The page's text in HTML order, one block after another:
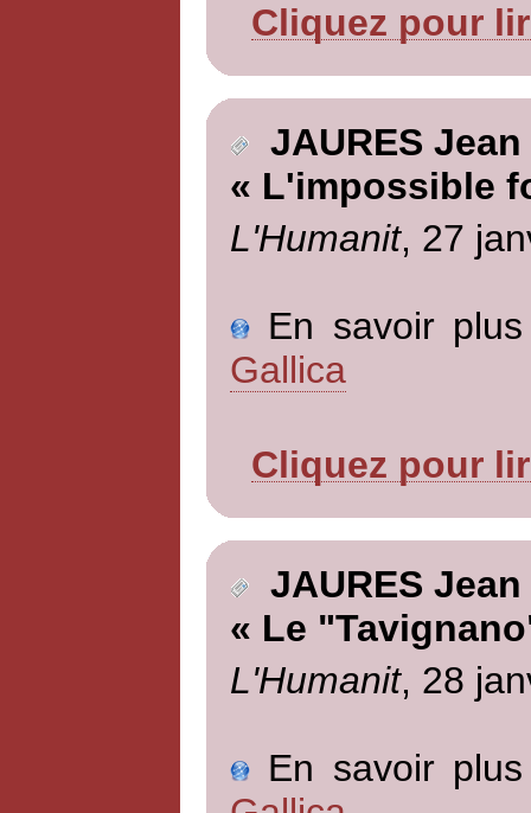
Cliquez pour
JAURES Jean
« L'impossible
L'Humanit, 27
En savoir
Gallica
Cliquez pour
JAURES Jean
« Le
L'Humanit, 28
En savoir